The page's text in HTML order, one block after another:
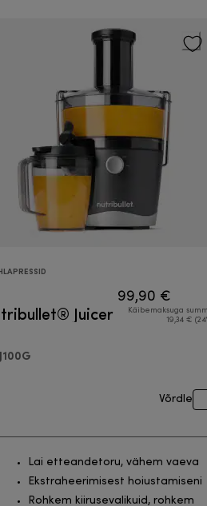
Juicer
99,90 €
Käibemaksuga
19,34 €
Võrdle
Lai etteandetoru, vähem vaeva
Ekstraheerimisest hoiustamiseni
Rohkem kiirusevalikuid, rohkem